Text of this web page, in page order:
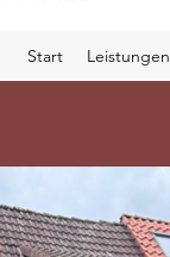
Start Leistungen